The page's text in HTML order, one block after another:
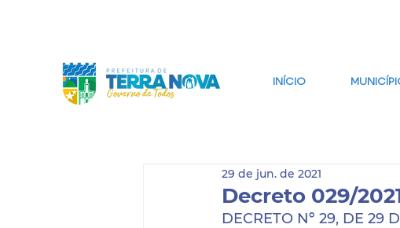
INÍCIO
Decreto 029/
29 de jun. de 2021
DECRETO Nº 29, DE 29